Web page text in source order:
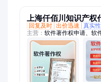
上海仟佰川知识产权
回复及时 出价迅速 真实
主营： 软件著作权申请、软